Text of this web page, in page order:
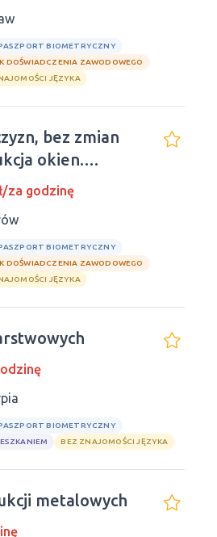
BIOMETRYCZNY
DOŚWIADCZENIA ZAWODOWEGO
JĘZYKA
bez zmian
okien.
za godzinę
BIOMETRYCZNY
DOŚWIADCZENIA ZAWODOWEGO
JĘZYKA
BIOMETRYCZNY
BEZ ZNAJOMOŚCI JĘZYKA
metalowych